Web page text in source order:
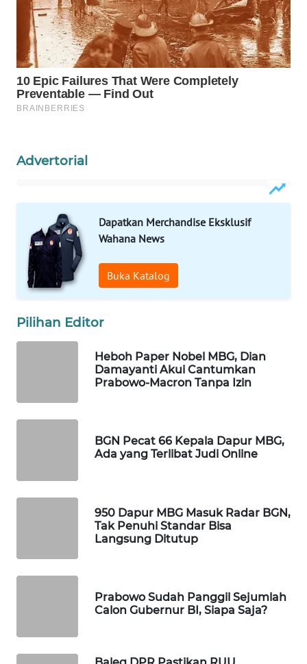
Advertorial
Dapatkan Merchandise Eksklusif
Wahana News
Buka Katalog
Pilihan Editor
Heboh Paper Nobel MBG, Dian
Damayanti Akui Cantumkan
Prabowo-Macron Tanpa Izin
BGN Pecat 66 Kepala Dapur MBG,
Ada yang Terlibat Judi Online
950 Dapur MBG Masuk Radar BGN,
Tak Penuhi Standar Bisa
Langsung Ditutup
Prabowo Sudah Panggil Sejumlah
Calon Gubernur BI, Siapa Saja?
WAHANANEWS
NET
WAHANA
SPORT
WAHANA
WAHANA
PERSONA
WAHANA
OTOMOTIF
WAHANA
WISATA
Network
WALINKI
ID